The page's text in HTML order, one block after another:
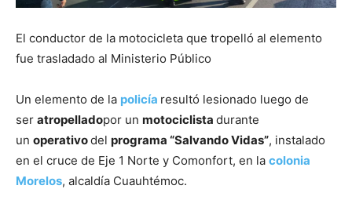
El conductor de la motocicleta que tropelló al elemento
fue trasladado al Ministerio Público
Un elemento de la policía resultó lesionado luego de
ser atropelladopor un motociclista durante
un operativodel programa “Salvando Vidas”, instalado
en el cruce de Eje 1 Norte y Comonfort, en la colonia
Morelos, alcaldía Cuauhtémoc.